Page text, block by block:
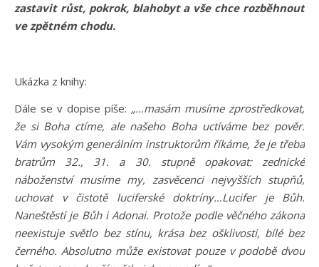
zastavit růst, pokrok, blahobyt a vše chce rozběhnout
ve zpětném chodu.
Ukázka z knihy:
Dále se v dopise píše: „…masám musíme zprostředkovat,
že si Boha ctíme, ale našeho Boha uctíváme bez pověr.
Vám vysokým generálním instruktorům říkáme, že je třeba
bratrům 32., 31. a 30. stupně opakovat: zednické
náboženství musíme my, zasvěcenci nejvyšších stupňů,
uchovat v čistotě luciferské doktríny…Lucifer je Bůh.
Naneštěstí je Bůh i Adonai. Protože podle věčného zákona
neexistuje světlo bez stínu, krása bez ošklivosti, bílé bez
černého. Absolutno může existovat pouze v podobě dvou